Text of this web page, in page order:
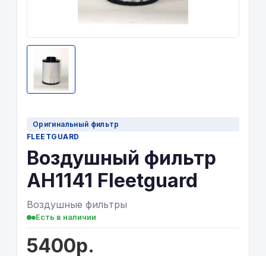
Оригинальный фильтр
FLEETGUARD
Воздушный фильтр
AH1141 Fleetguard
Воздушные фильтры
Есть в наличии
5400р.